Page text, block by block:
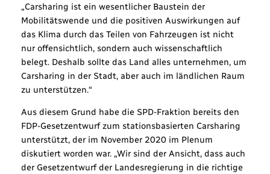
„Carsharing ist ein wesentlicher Baustein der
Mobilitätswende und die positiven Auswirkungen auf
das Klima durch das Teilen von Fahrzeugen ist nicht
nur offensichtlich, sondern auch wissenschaftlich
belegt. Deshalb sollte das Land alles unternehmen, um
Carsharing in der Stadt, aber auch im ländlichen Raum
zu unterstützen.“
Aus diesem Grund habe die SPD-Fraktion bereits den
FDP-Gesetzentwurf zum stationsbasierten Carsharing
unterstützt, der im November 2020 im Plenum
diskutiert worden war. „Wir sind der Ansicht, dass auch
der Gesetzentwurf der Landesregierung in die richtige